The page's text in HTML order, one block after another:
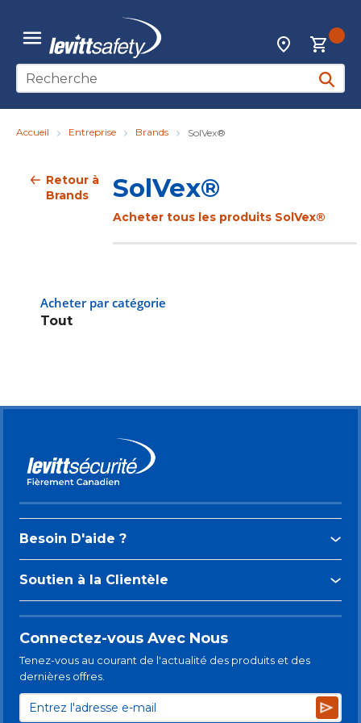
Skip to main content
menu
Localisateur
Recherche sur le site
Accueil Entreprise Brands SolVex®
Retour à
Brands
SolVex®
Acheter tous les produits SolVex®
Acheter par catégorie
Tout
Besoin D'aide ?
Soutien à la Clientèle
Connectez-vous Avec Nous
Tenez-vous au courant de l'actualité des produits et des
dernières offres.